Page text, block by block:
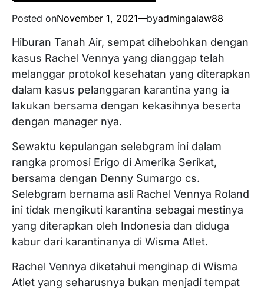
Posted onNovember 1, 2021 byadmingalaw88
Hiburan Tanah Air, sempat dihebohkan dengan
kasus Rachel Vennya yang dianggap telah
melanggar protokol kesehatan yang diterapkan
dalam kasus pelanggaran karantina yang ia
lakukan bersama dengan kekasihnya beserta
dengan manager nya.
Sewaktu kepulangan selebgram ini dalam
rangka promosi Erigo di Amerika Serikat,
bersama dengan Denny Sumargo cs.
Selebgram bernama asli Rachel Vennya Roland
ini tidak mengikuti karantina sebagai mestinya
yang diterapkan oleh Indonesia dan diduga
kabur dari karantinanya di Wisma Atlet.
Rachel Vennya diketahui menginap di Wisma
Atlet yang seharusnya bukan menjadi tempat